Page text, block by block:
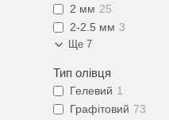
2 мм 25
2-2.5 мм 3
Ще 7
Тип олівця
Гелевий 1
Графітовий 73